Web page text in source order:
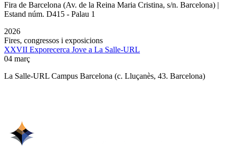
Fira de Barcelona (Av. de la Reina Maria Cristina, s/n. Barcelona) |
Estand núm. D415 - Palau 1
2026
Fires, congressos i exposicions
XXVII Exporecerca Jove a La Salle-URL
04 març
La Salle-URL Campus Barcelona (c. Lluçanès, 43. Barcelona)